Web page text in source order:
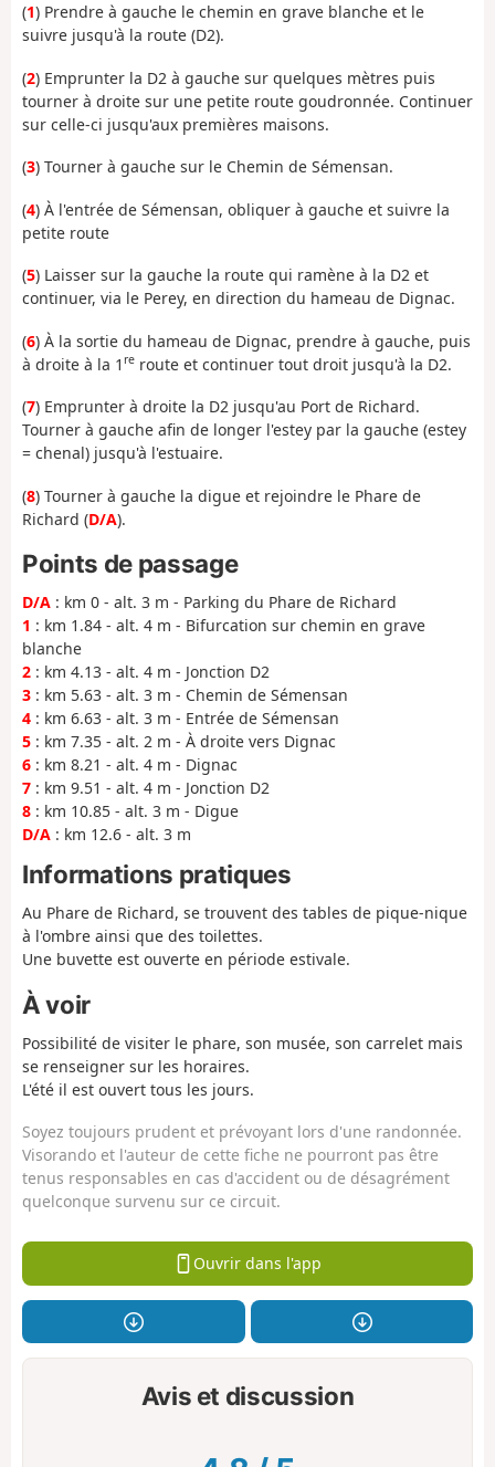
(1) Prendre à gauche le chemin en grave blanche et le
suivre jusqu'à la route (D2).
(2) Emprunter la D2 à gauche sur quelques mètres puis
tourner à droite sur une petite route goudronnée. Continuer
sur celle-ci jusqu'aux premières maisons.
(3) Tourner à gauche sur le Chemin de Sémensan.
(4) À l'entrée de Sémensan, obliquer à gauche et suivre la
petite route
(5) Laisser sur la gauche la route qui ramène à la D2 et
continuer, via le Perey, en direction du hameau de Dignac.
(6) À la sortie du hameau de Dignac, prendre à gauche, puis
à droite à la 1 re route et continuer tout droit jusqu'à la D2.
(7) Emprunter à droite la D2 jusqu'au Port de Richard.
Tourner à gauche afin de longer l'estey par la gauche (estey
= chenal) jusqu'à l'estuaire.
(8) Tourner à gauche la digue et rejoindre le Phare de
Richard (D/A).
Points de passage
D/A : km 0 - alt. 3 m - Parking du Phare de Richard
1 : km 1.84 - alt. 4 m - Bifurcation sur chemin en grave
blanche
2 : km 4.13 - alt. 4 m - Jonction D2
3 : km 5.63 - alt. 3 m - Chemin de Sémensan
4 : km 6.63 - alt. 3 m - Entrée de Sémensan
5 : km 7.35 - alt. 2 m - À droite vers Dignac
6 : km 8.21 - alt. 4 m - Dignac
7 : km 9.51 - alt. 4 m - Jonction D2
8 : km 10.85 - alt. 3 m - Digue
D/A : km 12.6 - alt. 3 m
Informations pratiques
Au Phare de Richard, se trouvent des tables de pique-nique
à l'ombre ainsi que des toilettes.
Une buvette est ouverte en période estivale.
À voir
Possibilité de visiter le phare, son musée, son carrelet mais
se renseigner sur les horaires.
L'été il est ouvert tous les jours.
Soyez toujours prudent et prévoyant lors d'une randonnée.
Visorando et l'auteur de cette fiche ne pourront pas être
tenus responsables en cas d'accident ou de désagrément
quelconque survenu sur ce circuit.
Ouvrir dans l'app
Avis et discussion